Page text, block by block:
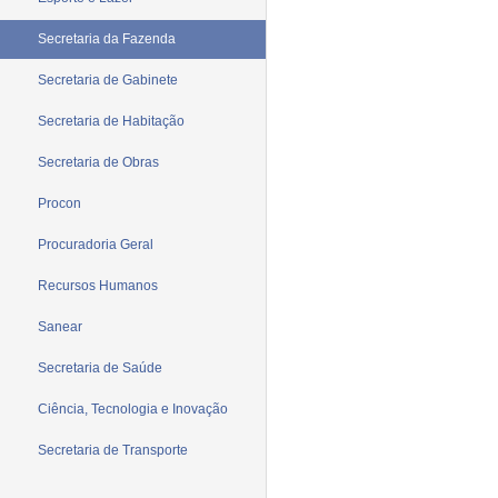
Secretaria da Fazenda
Secretaria de Gabinete
Secretaria de Habitação
Secretaria de Obras
Procon
Procuradoria Geral
Recursos Humanos
Sanear
Secretaria de Saúde
Ciência, Tecnologia e Inovação
Secretaria de Transporte